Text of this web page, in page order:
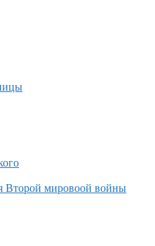
Второй мировоой войны